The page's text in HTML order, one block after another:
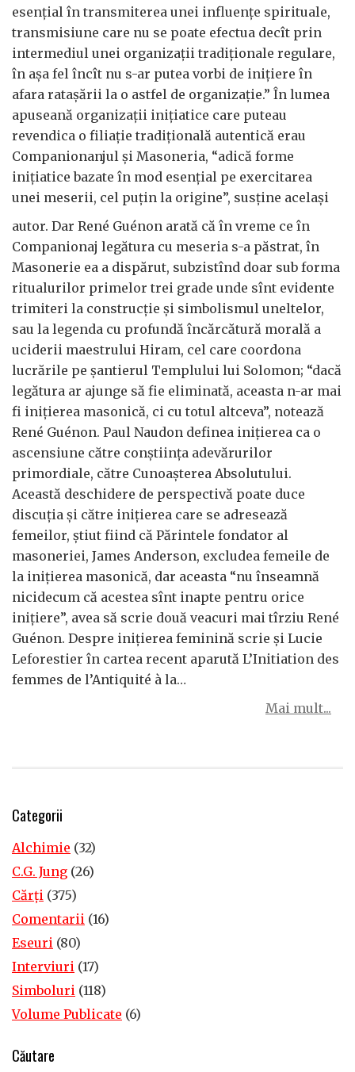
esențial în transmiterea unei influențe spirituale,
transmisiune care nu se poate efectua decît prin
intermediul unei organizații tradiționale regulare,
în așa fel încît nu s-ar putea vorbi de inițiere în
afara ratașării la o astfel de organizație.” În lumea
apuseană organizații inițiatice care puteau
revendica o filiație tradițională autentică erau
Companionanjul și Masoneria, “adică forme
inițiatice bazate în mod esențial pe exercitarea
unei meserii, cel puțin la origine”, susține același
autor. Dar René Guénon arată că în vreme ce în
Companionaj legătura cu meseria s-a păstrat, în
Masonerie ea a dispărut, subzistînd doar sub forma
ritualurilor primelor trei grade unde sînt evidente
trimiteri la construcție și simbolismul uneltelor,
sau la legenda cu profundă încărcătură morală a
uciderii maestrului Hiram, cel care coordona
lucrările pe șantierul Templului lui Solomon; “dacă
legătura ar ajunge să fie eliminată, aceasta n-ar mai
fi inițierea masonică, ci cu totul altceva”, notează
René Guénon. Paul Naudon definea inițierea ca o
ascensiune către conștiința adevărurilor
primordiale, către Cunoașterea Absolutului.
Această deschidere de perspectivă poate duce
discuția și către inițierea care se adresează
femeilor, știut fiind că Părintele fondator al
masoneriei, James Anderson, excludea femeile de
la inițierea masonică, dar aceasta “nu înseamnă
nicidecum că acestea sînt inapte pentru orice
inițiere”, avea să scrie două veacuri mai tîrziu René
Guénon. Despre inițierea feminină scrie și Lucie
Leforestier în cartea recent aparută L’Initiation des
femmes de l’Antiquité à la…
Mai mult...
Categorii
Alchimie (32)
C.G. Jung (26)
Cărţi (375)
Comentarii (16)
Eseuri (80)
Interviuri (17)
Simboluri (118)
Volume Publicate (6)
Căutare